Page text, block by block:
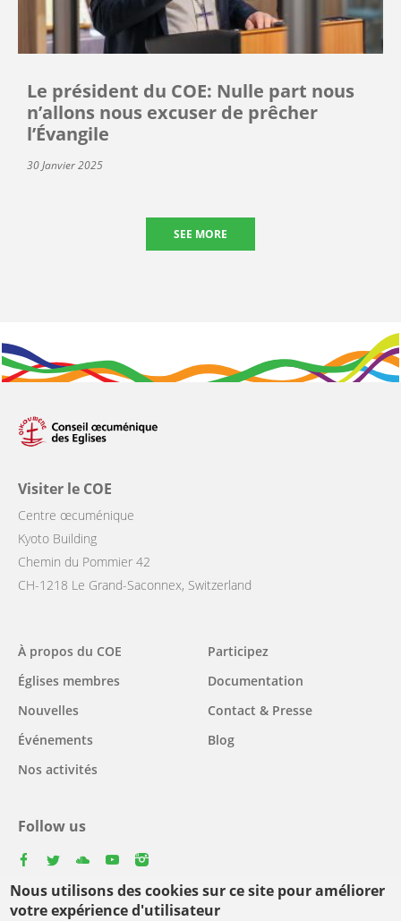
Nous utilisons des cookies sur ce site pour améliorer
votre expérience d'utilisateur
Le président du COE: Nulle part nous
n’allons nous excuser de prêcher
l’Évangile
30 Janvier 2025
SEE MORE
Visiter le COE
Centre œcuménique
Kyoto Building
Chemin du Pommier 42
CH-1218 Le Grand-Saconnex, Switzerland
Main
navigation
À propos du COE
Églises membres
Nouvelles
Événements
Nos activités
Participez
Documentation
Contact & Presse
Blog
Follow us
Select